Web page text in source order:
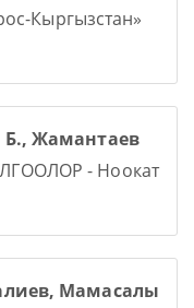
Кыргызстан»
Жамантаев
- Ноокат
Мамасалы